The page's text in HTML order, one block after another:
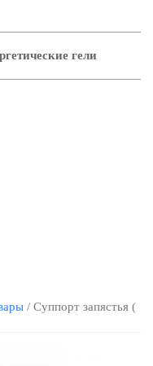
гели
/ Суппорт запястья (